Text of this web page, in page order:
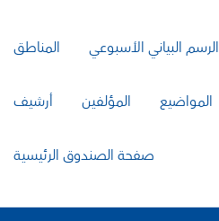
الرسم البياني الأسبوعي المناطق
المواضيع المؤلفين أرشيف
صفحة الصندوق الرئيسية